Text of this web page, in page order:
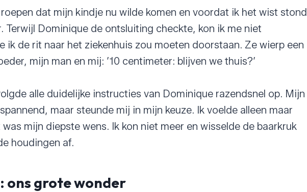
dat mijn kindje nu wilde komen en voordat ik het wist stond
Terwijl Dominique de ontsluiting checkte, kon ik me niet
ik de rit naar het ziekenhuis zou moeten doorstaan. Ze wierp een
mijn man en mij: ’10 centimeter: blijven we thuis?’
alle duidelijke instructies van Dominique razendsnel op. Mijn
maar steunde mij in mijn keuze. Ik voelde alleen maar
mijn diepste wens. Ik kon niet meer en wisselde de baarkruk
houdingen af.
ons grote wonder